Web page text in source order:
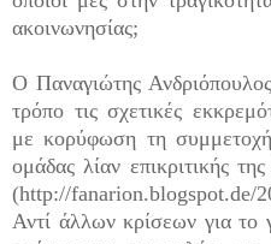
ακοινωνησίας;
Ο Παναγιώτης
τρόπο τις σχετικές
με κορύφωση τη
ομάδας λίαν επικριτικής
(http://fanarion.blogspot.de/
Αντί άλλων κρίσεων για